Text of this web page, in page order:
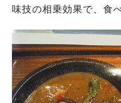
味技の相乗効果で、食